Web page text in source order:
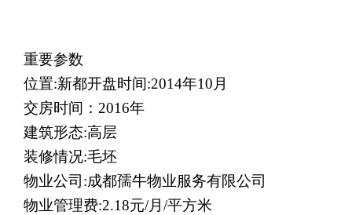
重要参数
位置:新都开盘时间:2014年10 月
交房时间： 2016年
建筑形态:高层
装修情况:毛坯
物业公司 :成都孺牛物业服务有限公司
物业管理费:2.18元/月 /平方米